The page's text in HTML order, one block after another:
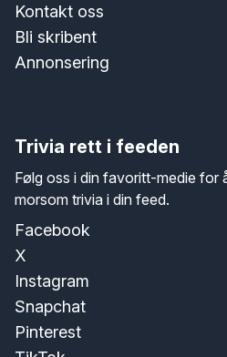
Kontakt oss
Bli skribent
Annonsering
Trivia rett i feeden
Følg oss i din favoritt-medie for
morsom trivia i din feed.
Facebook
X
Instagram
Snapchat
Pinterest